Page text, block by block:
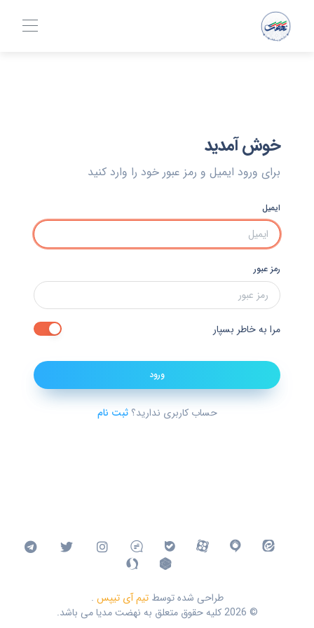
خوش آمدید
برای ورود ایمیل و رمز عبور خود را وارد کنید
ایمیل
رمز عبور
مرا به خاطر بسپار
ورود
حساب کاربری ندارید؟ثبت نام
طراحی شده توسطتیم آی تیپس .
© 2026 کلیه حقوق متعلق به نهضت مدیا می باشد.